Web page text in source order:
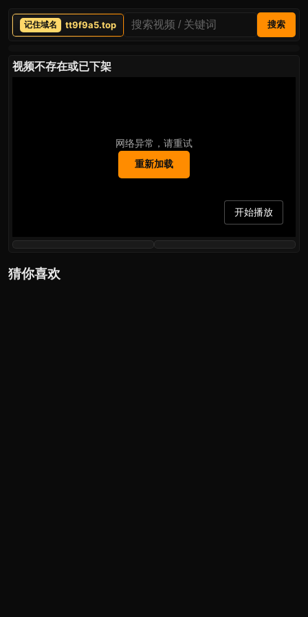
tt9f9a5.top 搜索
视频不存在或已下架
网络异常，请重试
重新加载
开始播放
猜你喜欢